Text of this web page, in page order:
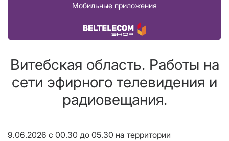
Мобильные приложения
Купить товар
Витебская область. Работы на
сети эфирного телевидения и
радиовещания.
9.06.2026 с 00.30 до 05.30 на территории